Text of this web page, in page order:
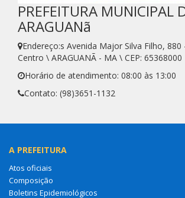
PREFEITURA MUNICIPAL
ARAGUANã
Endereço:s Avenida Major Silva Filho, 880
Centro \ ARAGUANÃ - MA \ CEP: 65368000
Horário de atendimento: 08:00 às 13:00
Contato: (98)3651-1132
A PREFEITURA
Atos oficiais
Composição
Boletins Epidemiológicos